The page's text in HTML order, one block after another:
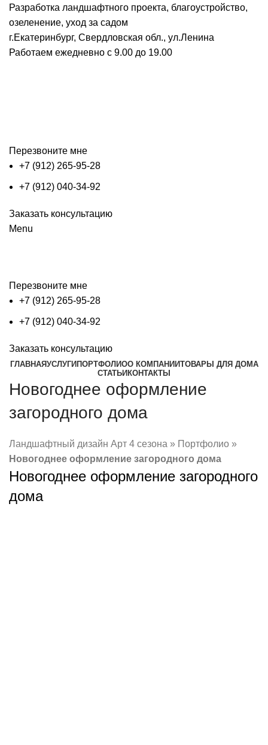
Разработка ландшафтного проекта, благоустройство,
озеленение, уход за садом
г.Екатеринбург, Свердловская обл., ул.Ленина
Работаем ежедневно с 9.00 до 19.00
Перезвоните мне
+7 (912) 265-95-28
+7 (912) 040-34-92
Заказать консультацию
Menu
Перезвоните мне
+7 (912) 265-95-28
+7 (912) 040-34-92
Заказать консультацию
ГЛАВНАЯУСЛУГИ ПОРТФОЛИОО КОМПАНИИТОВАРЫ ДЛЯ ДОМА
СТАТЬИ КОНТАКТЫ
Новогоднее оформление
загородного дома
Ландшафтный дизайн Арт 4 сезона » Портфолио »
Новогоднее оформление загородного дома
Новогоднее оформление загородного
дома